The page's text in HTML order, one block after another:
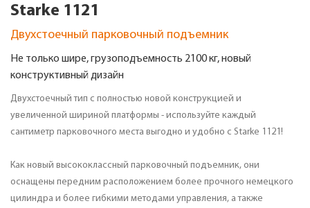
Starke 1121
Двухстоечный парковочный подъемник
Не только шире, грузоподъемность 2100 кг, новый
конструктивный дизайн
Двухстоечный тип с полностью новой конструкцией и
увеличенной шириной платформы - используйте каждый
сантиметр парковочного места выгодно и удобно с Starke 1121!
Как новый высококлассный парковочный подъемник, они
оснащены передним расположением более прочного немецкого
цилиндра и более гибкими методами управления, а также